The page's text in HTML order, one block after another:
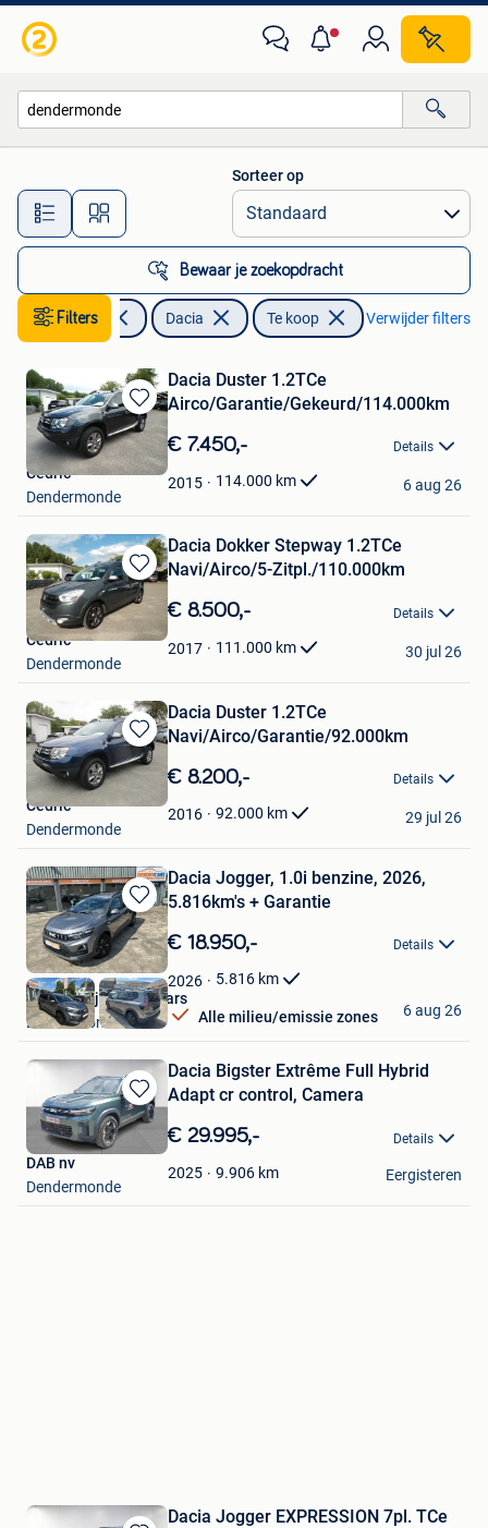
Alle afstanden…
Sorteer op
Bewaar je zoekopdracht
Filters
Auto's Dacia Te koop Verwijder filters
Bewaren
in
Mijn
Favorieten
Dacia Duster 1.2TCe
Airco/Garantie/Gekeurd/114.000km
€ 7.450,- Details
2015 114.000 km
Cedric
Dendermonde
6 aug 26
Bewaren
in
Mijn
Favorieten
Dacia Dokker Stepway 1.2TCe
Navi/Airco/5-Zitpl./110.000km
€ 8.500,- Details
2017 111.000 km
Cedric
Dendermonde
30 jul 26
Bewaren
in
Favorieten
Dacia Duster 1.2TCe
Navi/Airco/Garantie/92.000km
€ 8.200,- Details
2016 92.000 km
Cedric
Dendermonde
29 jul 26
Bewaren
in
Mijn
Favorieten
Dacia Jogger, 1.0i benzine, 2026,
5.816km's + Garantie
€ 18.950,- Details
2026 5.816 km
Alle milieu/emissie zones
Autobedrijf Dendercars
Dendermonde
6 aug 26
Bewaren
in
Favorieten
Dacia Bigster Extrême Full Hybrid
Adapt cr control, Camera
€ 29.995,- Details
2025 9.906 km
DAB nv
Dendermonde
Eergisteren
Dacia Jogger EXPRESSION 7pl. TCe